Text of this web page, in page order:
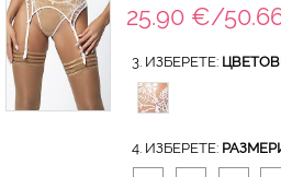
25.90 €/
3. ИЗБЕРЕТЕ:
4. ИЗБЕРЕТЕ: